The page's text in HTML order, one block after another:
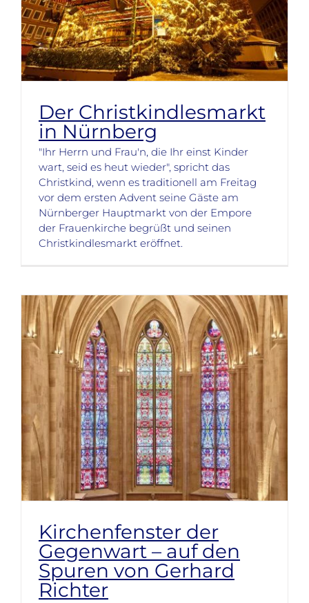
Der Christkindlesmarkt
in Nürnberg
"Ihr Herrn und Frau'n, die Ihr einst Kinder
wart, seid es heut wieder", spricht das
Christkind, wenn es traditionell am Freitag
vor dem ersten Advent seine Gäste am
Nürnberger Hauptmarkt von der Empore
der Frauenkirche begrüßt und seinen
Christkindlesmarkt eröffnet.
Kirchenfenster der
Gegenwart – auf den
Spuren von Gerhard
Richter